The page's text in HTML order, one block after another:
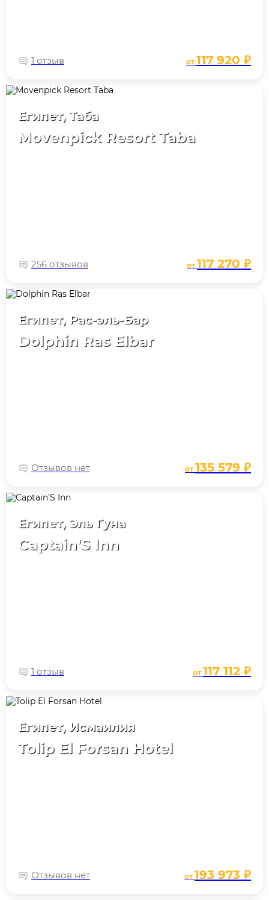
1 отзыв от117 920 ₽
Египет, Таба
Movenpick Resort Taba
256 отзывов от117 270 ₽
Египет, Рас-эль-Бар
Dolphin Ras Elbar
Отзывов нет от135 579 ₽
Египет, Эль Гуна
Captain'S Inn
1 отзыв от117 112 ₽
Египет, Исмаилия
Tolip El Forsan Hotel
Отзывов нет от193 973 ₽